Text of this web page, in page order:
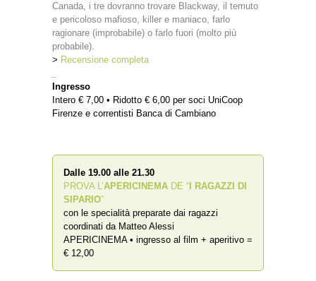
Canada, i tre dovranno trovare Blackway, il temuto
e pericoloso mafioso, killer e maniaco, farlo
ragionare (improbabile) o farlo fuori (molto più
probabile).
> Recensione completa
Ingresso
Intero € 7,00 • Ridotto € 6,00 per soci UniCoop
Firenze e correntisti Banca di Cambiano
Dalle 19.00 alle 21.30
PROVA L’APERICINEMA DE “ I RAGAZZI DI
SIPARIO”
con le specialità preparate dai ragazzi
coordinati da Matteo Alessi
APERICINEMA • ingresso al film + aperitivo =
€ 12,00